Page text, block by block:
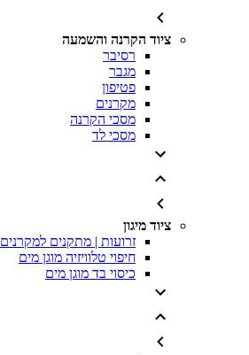
ציוד הקרנה והשמעה
רסיבר
מגבר
פטיפון
מקרנים
מסכי הקרנה
מסכי לד
ציוד מיגון
זרועות | מתקנים למקרנים
חיפוי טלוויזיה מוגן מים
כיסוי בד מוגן מים